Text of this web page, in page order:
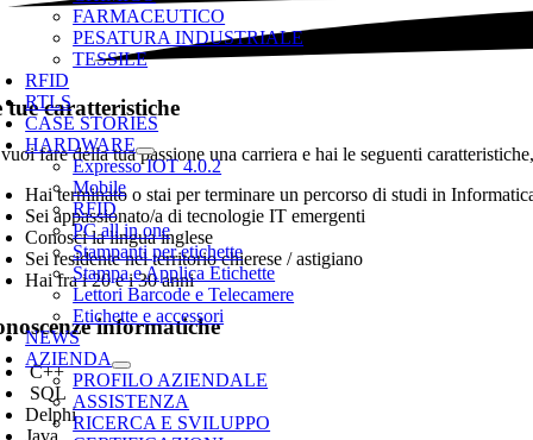
FARMACEUTICO
PESATURA INDUSTRIALE
TESSILE
RFID
RTLS
CASE STORIES
HARDWARE
Expresso IOT 4.0.2
Mobile
RFID
PC all in one
Stampanti per etichette
Stampa e Applica Etichette
Lettori Barcode e Telecamere
Etichette e accessori
NEWS
AZIENDA
PROFILO AZIENDALE
ASSISTENZA
RICERCA E SVILUPPO
tue caratteristiche
fare della tua passione una carriera e hai le seguenti
Hai terminato o stai per terminare un percorso di studi in
Sei appassionato/a di tecnologie IT emergenti
Conosci la lingua inglese
Sei residente nel territorio chierese / astigiano
Hai fra i 20 e i 30 anni
informatiche
C++
SQL
Delphi